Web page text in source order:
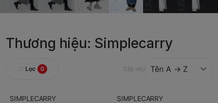
Thương hiệu: Simplecarry
Lọc 0 Sắp xếp
SIMPLECARRY
SIMPLECARRY